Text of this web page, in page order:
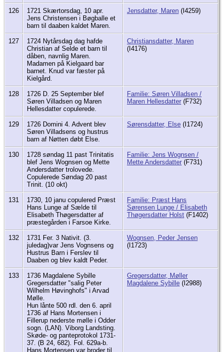
126
1721 Skærtorsdag, 10 apr.
Jens Christensen i Bøgballe et
barn til daaben kaldet Maren.
Jensdatter, Maren (I4259)
127
1724 Nytårsdag dag hafde
Christian af Selde et barn til
dåben, navnlig Maren.
Madamen på Kielgaard bar
barnet. Knud var fæster på
Kielgård.
Christiansdatter, Maren
(I4176)
128
1726 D. 25 September blef
Søren Villadsen og Maren
Hellesdatter copulerede.
Familie: Søren Villadsen /
Maren Hellesdatter (F732)
129
1726 Domini 4. Advent blev
Søren Villadsens og hustrus
barn af Nøtten døbt Else.
Sørensdatter, Else (I1724)
130
1728 søndag 11 past Trinitatis
blef Jens Wognsen og Mette
Andersdatter trolovede.
Copulerede Søndag 20 past
Trinit. (10 okt)
Familie: Jens Wognsen /
Mette Andersdatter (F731)
131
1730, 10 janu copulered Præst
Hans Lunge af Sælde til
Elisabeth Thøgersdatter af
præstegården i Farsoe Kirke.
Familie: Præst Hans
Sørensen Lunge / Elisabeth
Thøgersdatter Holst (F1402)
132
1731 Fer. 3 Nativit. (3.
juledag)var Jens Vognsens og
Hustrus Barn i Ferslev til
Daaben og blev kaldt Peder.
Wognsen, Peder Jensen
(I1723)
133
1736 Magdalene Sybille
Gregersdatter "salig Peter
Wilhelm Høvinghofs" i Arvad
Mølle.
Hun lånte 500 rdl. den 6. april
1736 af Hans Mortensen i
Fillerup nederste mølle i Odder
sogn. (LAN). Viborg Landsting.
Skøde- og panteprotokol 1731-
37. (B 24, 682). Fol. 629a-b.
Hans Mortensen var broder til
Gregersdatter, Møller
Magdalene Sybille (I2988)